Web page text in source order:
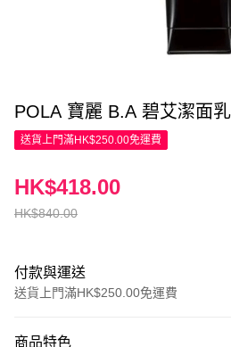
POLA 寶麗 B.A 碧艾潔面
送貨上門滿HK$250.00免運費
HK$840.00
HK$418.00
付款與運送
送貨上門滿HK$250.00免運費
商品特色